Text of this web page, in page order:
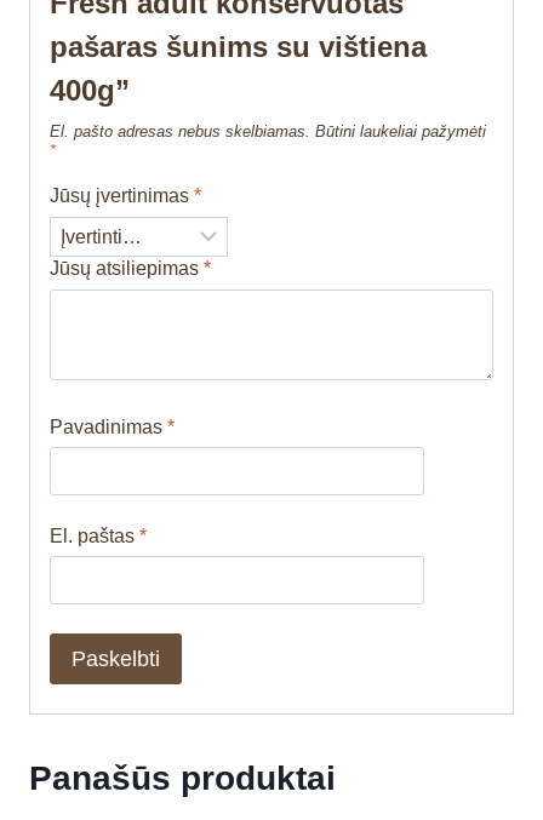
pašaras šunims su vištiena
400g”
El. pašto adresas nebus skelbiamas. Būtini laukeliai pažymėti
*
Jūsų įvertinimas *
Jūsų atsiliepimas *
Pavadinimas *
El. paštas *
Panašūs produktai